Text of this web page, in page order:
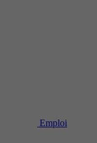
Emploi